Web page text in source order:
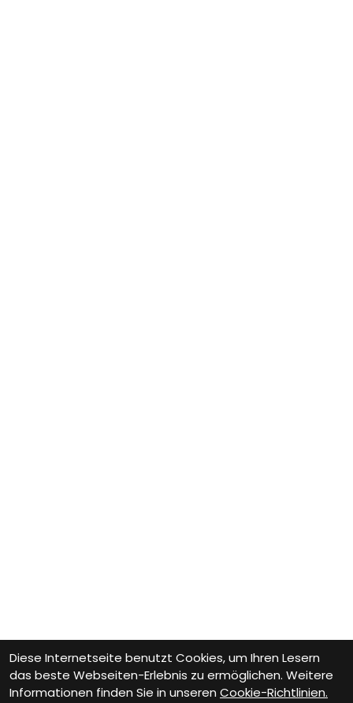
Diese Internetseite benutzt Cookies, um Ihren Lesern
das beste Webseiten-Erlebnis zu ermöglichen. Weitere
Informationen finden Sie in unseren Cookie-Richtlinien.